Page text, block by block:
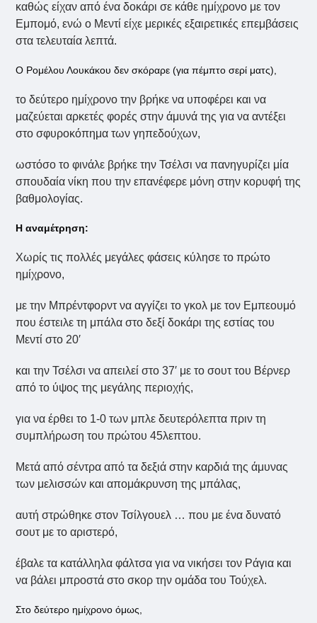
καθώς είχαν από ένα δοκάρι σε κάθε ημίχρονο με τον
Εμπομό, ενώ ο Μεντί είχε μερικές εξαιρετικές επεμβάσεις
στα τελευταία λεπτά.
Ο Ρομέλου Λουκάκου δεν σκόραρε (για πέμπτο σερί ματς),
το δεύτερο ημίχρονο την βρήκε να υποφέρει και να
μαζεύεται αρκετές φορές στην άμυνά της για να αντέξει
στο σφυροκόπημα των γηπεδούχων,
ωστόσο το φινάλε βρήκε την Τσέλσι να πανηγυρίζει μία
σπουδαία νίκη που την επανέφερε μόνη στην κορυφή της
βαθμολογίας.
Η αναμέτρηση:
Χωρίς τις πολλές μεγάλες φάσεις κύλησε το πρώτο
ημίχρονο,
με την Μπρέντφορντ να αγγίζει το γκολ με τον Εμπεουμό
που έστειλε τη μπάλα στο δεξί δοκάρι της εστίας του
Μεντί στο 20′
και την Τσέλσι να απειλεί στο 37′ με το σουτ του Βέρνερ
από το ύψος της μεγάλης περιοχής,
για να έρθει το 1-0 των μπλε δευτερόλεπτα πριν τη
συμπλήρωση του πρώτου 45λεπτου.
Μετά από σέντρα από τα δεξιά στην καρδιά της άμυνας
των μελισσών και απομάκρυνση της μπάλας,
αυτή στρώθηκε στον Τσίλγουελ … που με ένα δυνατό
σουτ με το αριστερό,
έβαλε τα κατάλληλα φάλτσα για να νικήσει τον Ράγια και
να βάλει μπροστά στο σκορ την ομάδα του Τούχελ.
Στο δεύτερο ημίχρονο όμως,